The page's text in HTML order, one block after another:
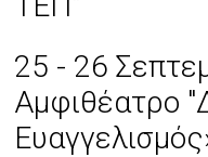
25 - 26
Αμφιθέατρο